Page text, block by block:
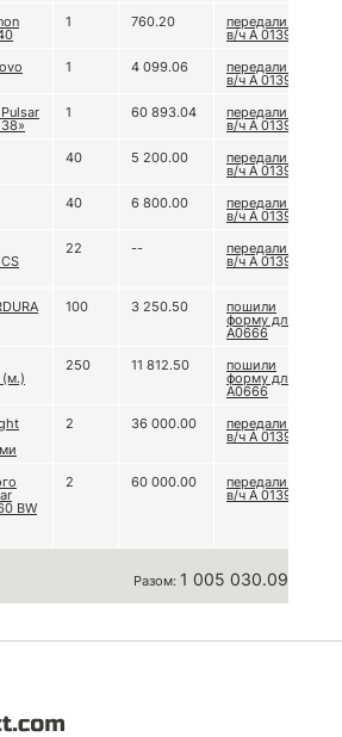
1 760.20 передали до
в/ч А 0139
1 4 099.06 передали до
в/ч А 0139
1 60 893.04 передали до
в/ч А 0139
40 5 200.00 передали до
в/ч А 0139
40 6 800.00 передали до
в/ч А 0139
22 -- передали до
в/ч А 0139
100 3 250.50 пошили
форму для в/ч
А0666
250 11 812.50 пошили
форму для в/ч
А0666
2 36 000.00 передали до
в/ч А 0139
BW
2 60 000.00 передали до
в/ч А 0139
Разом: 1 005 030.09 грн